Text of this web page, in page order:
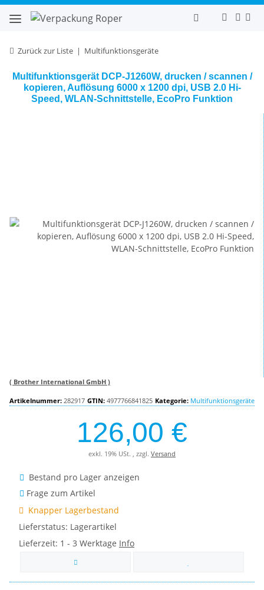
Zurück zur Liste Multifunktionsgeräte
Multifunktionsgerät DCP-J1260W, drucken / scannen /
kopieren, Auflösung 6000 x 1200 dpi, USB 2.0 Hi-
Speed, WLAN-Schnittstelle, EcoPro Funktion
( Brother International GmbH )
Artikelnummer: 282917 GTIN: 4977766841825 Kategorie: Multifunktionsgeräte
126,00 €
exkl. 19% USt. , zzgl. Versand
Bestand pro Lager anzeigen
Frage zum Artikel
Knapper Lagerbestand
Lieferstatus: Lagerartikel
Lieferzeit: 1 - 3 Werktage Info